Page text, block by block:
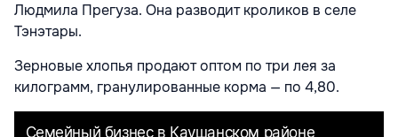
Людмила Прегуза. Она разводит кроликов в селе
Тэнэтары.
Зерновые хлопья продают оптом по три лея за
килограмм, гранулированные корма — по 4,80.